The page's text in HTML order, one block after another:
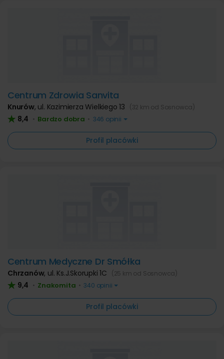
Centrum Zdrowia Sanvita
Knurów, ul. Kazimierza Wielkiego 13 (32 km od Sosnowca)
8,4 • Bardzo dobra • 346 opinii
Profil placówki
Centrum Medyczne Dr Smółka
Chrzanów, ul. Ks.J.Skorupki 1C (25 km od Sosnowca)
9,4 • Znakomita • 340 opinii
Profil placówki